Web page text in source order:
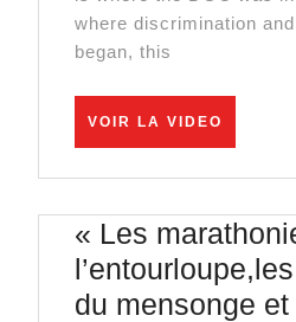
where discrimination
began, this
VOIR LA VIDEO
« Les
du mensonge et